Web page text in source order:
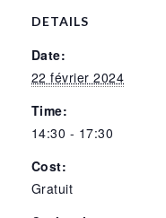
DETAILS
Date:
22 février 2024
Time:
14:30 - 17:30
Cost:
Gratuit